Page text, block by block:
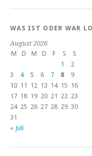
WAS IST ODER WAR
August 2026
M
D M D F S
S
1
2
3
4 5 6 7 8
9
10 11 12 13 14 15 16
17 18 19 20 21 22 23
24 25 26 27 28 29 30
31
« Juli